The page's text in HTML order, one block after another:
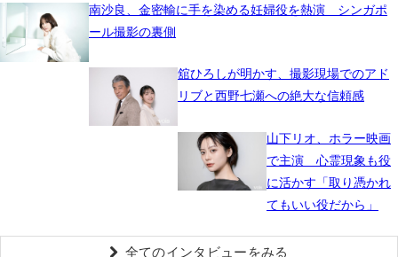
南沙良、金密輸に手を染める妊婦役を熱演 シンガポ
ール撮影の裏側
舘ひろしが明かす、撮影現場でのアド
リブと西野七瀬への絶大な信頼感
山下リオ、ホラー映画
で主演 心霊現象も役
に活かす「取り憑かれ
てもいい役だから」
全てのインタビューをみる